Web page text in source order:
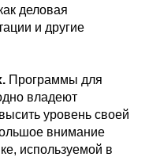
деловая
и другие
Программы для
владеют
уровень своей
внимание
используемой в